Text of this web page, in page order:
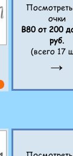
очки
B80 от 200
руб.
(всего 17
→